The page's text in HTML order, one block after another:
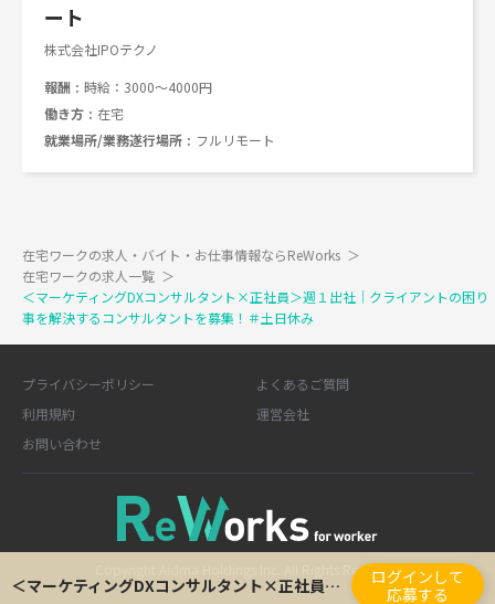
＜マーケティングDXコンサルタント×正社員＞週１出社｜クライアントの困り事を解決するコンサルタントを募集！＃土日休み
ログインして
応募する
ート
株式会社IPOテクノ
報酬
時給：3000～4000円
働き方
在宅
就業場所/業務遂行場所
フルリモート
在宅ワークの求人・バイト・お仕事情報ならReWorks ＞
在宅ワークの求人一覧 ＞
＜マーケティングDXコンサルタント×正社員＞週１出社｜クライアントの困り
事を解決するコンサルタントを募集！＃土日休み
プライバシーポリシー
よくあるご質問
利用規約
運営会社
お問い合わせ
Copyright Aidma Holdings Inc. All Rights Reserved.